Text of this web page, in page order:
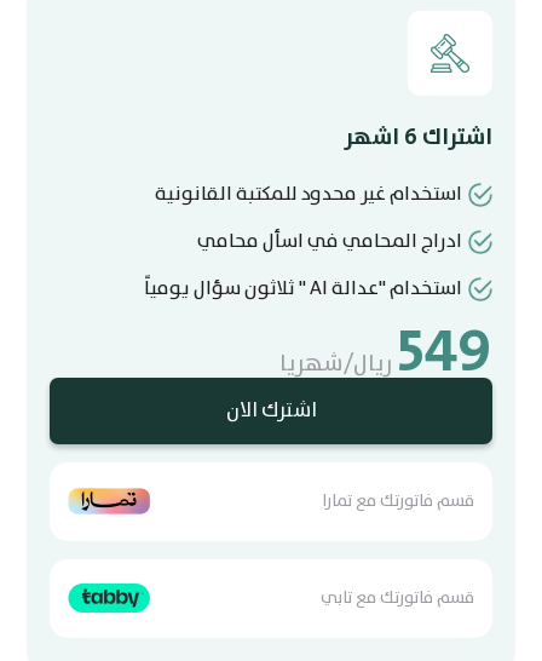
اشتراك 6 اشهر
استخدام غير محدود للمكتبة القانونية
ادراج المحامي في اسأل محامي
استخدام "عدالة AI " ثلاثون سؤال يومياً
549ريال/شهريا
اشترك الان
قسم فاتورتك مع تمارا
قسم فاتورتك مع تابي